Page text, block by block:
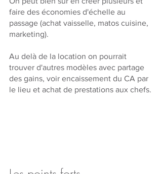
faire des économies d'échelle au
passage (achat vaisselle, matos cuisine,
marketing).
Au delà de la location on pourrait
trouver d'autres modèles avec partage
des gains, voir encaissement du CA par
le lieu et achat de prestations aux chefs.